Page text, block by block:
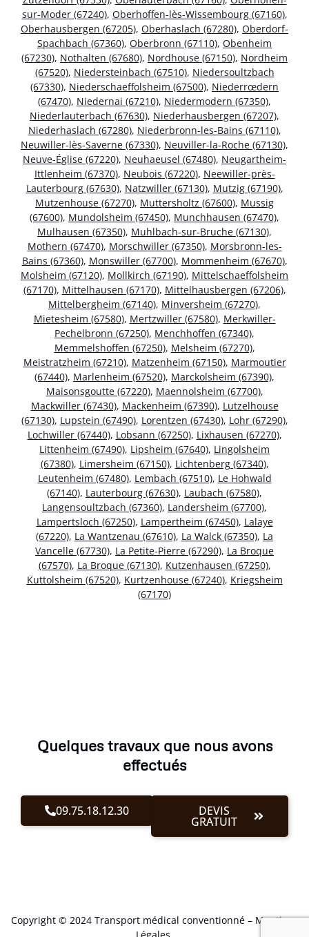
sur-Moder (67240), Oberhoffen-lès-Wissembourg (67160),
Oberhausbergen (67205), Oberhaslach (67280), Oberdorf-
Spachbach (67360), Oberbronn (67110), Obenheim
(67230), Nothalten (67680), Nordhouse (67150), Nordheim
(67520), Niedersteinbach (67510), Niedersoultzbach
(67330), Niederschaeffolsheim (67500), Niederrœdern
(67470), Niedernai (67210), Niedermodern (67350),
Niederlauterbach (67630), Niederhausbergen (67207),
Niederhaslach (67280), Niederbronn-les-Bains (67110),
Neuwiller-lès-Saverne (67330), Neuviller-la-Roche (67130),
Neuve-Église (67220), Neuhaeusel (67480), Neugartheim-
Ittlenheim (67370), Neubois (67220), Neewiller-près-
Lauterbourg (67630), Natzwiller (67130), Mutzig (67190),
Mutzenhouse (67270), Muttersholtz (67600), Mussig
(67600), Mundolsheim (67450), Munchhausen (67470),
Mulhausen (67350), Muhlbach-sur-Bruche (67130),
Mothern (67470), Morschwiller (67350), Morsbronn-les-
Bains (67360), Monswiller (67700), Mommenheim (67670),
Molsheim (67120), Mollkirch (67190), Mittelschaeffolsheim
(67170), Mittelhausen (67170), Mittelhausbergen (67206),
Mittelbergheim (67140), Minversheim (67270),
Mietesheim (67580), Mertzwiller (67580), Merkwiller-
Pechelbronn (67250), Menchhoffen (67340),
Memmelshoffen (67250), Melsheim (67270),
Meistratzheim (67210), Matzenheim (67150), Marmoutier
(67440), Marlenheim (67520), Marckolsheim (67390),
Maisonsgoutte (67220), Maennolsheim (67700),
Mackwiller (67430), Mackenheim (67390), Lutzelhouse
(67130), Lupstein (67490), Lorentzen (67430), Lohr (67290),
Lochwiller (67440), Lobsann (67250), Lixhausen (67270),
Littenheim (67490), Lipsheim (67640), Lingolsheim
(67380), Limersheim (67150), Lichtenberg (67340),
Leutenheim (67480), Lembach (67510), Le Hohwald
(67140), Lauterbourg (67630), Laubach (67580),
Langensoultzbach (67360), Landersheim (67700),
Lampertsloch (67250), Lampertheim (67450), Lalaye
(67220), La Wantzenau (67610), La Walck (67350), La
Vancelle (67730), La Petite-Pierre (67290), La Broque
(67570), La Broque (67130), Kutzenhausen (67250),
Kuttolsheim (67520), Kurtzenhouse (67240), Kriegsheim
(67170)
Quelques travaux que nous avons
effectués
09.75.18.12.30 DEVIS
GRATUIT
Copyright © 2024 Transport médical conventionné – Mentions
Légales